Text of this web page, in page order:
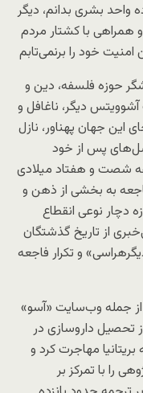
واحد بشری بدانم، دیگر
همراهی با کشتار مردم
خود را برنمی‌تابم
حوزه فلسفه، دین و
دیگر، ناغافل و
این جهان پهناور، نازل
پس از خود
شصت و هفتاد میلادی
به بخشی از ذهن و
دچار نوعی انقطاع
از تاریخ گذشتگان
و تکرار فاجعه
از جمله وب‌سایت «آسو»
تحصیل داروسازی در
مهاجرت کرد و
را با تمرکز بر